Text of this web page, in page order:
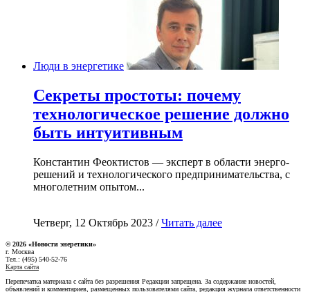
Люди в энергетике
Секреты простоты: почему
технологическое решение должно
быть интуитивным
Константин Феоктистов — эксперт в области энерго-
решений и технологического предпринимательства, с
многолетним опытом...
Четверг, 12 Октябрь 2023 /Читать далее
© 2026 «Новости энеретики»
г. Москва
Тел.: (495) 540-52-76
Карта сайта
Перепечатка материала с сайта без разрешения Редакции запрещена. За содержание новостей,
объявлений и комментариев, размещенных пользователями сайта, редакция журнала ответственности